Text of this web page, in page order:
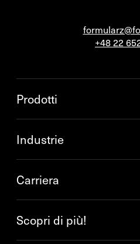
+48 22
Prodotti
Industrie
Carriera
Scopri di più!